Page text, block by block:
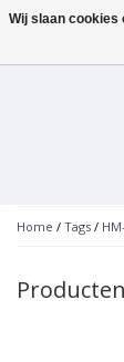
Toggle
Home / Tags /
Wij slaan cookies